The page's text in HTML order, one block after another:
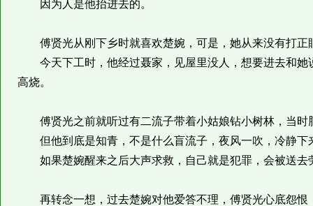
因为人是他抬进去的。
傅贤光从刚下乡时就喜欢楚婉，可是，她从来没有打正
今天下工时，他经过聂家，见屋里没人，想要进去和她
高烧。
傅贤光之前就听过有二流子带着小姑娘钻小树林，当时
但他到底是知青，不是什么盲流子，夜风一吹，冷静下
如果楚婉醒来之后大声求救，自己就是犯罪，会被送去
再转念一想，过去楚婉对他爱答不理，傅贤光心底怨恨